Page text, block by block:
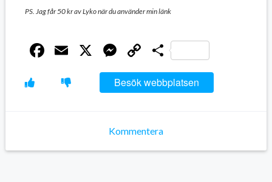
PS. Jag får 50 kr av Lyko när du använder min länk
Facebook
Email
X Messenger
Copy
Link
Dela
Besök webbplatsen
Kommentera